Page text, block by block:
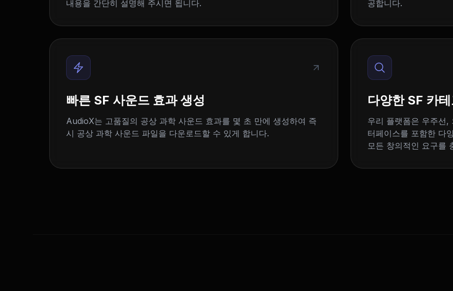
내용을 간단히 설명해 주시면 됩니다.
공합니다.
빠른 SF 사운드 효과 생성
AudioX는 고품질의 공상 과학 사운드 효과를 몇 초 만에 생성하여 즉
시 공상 과학 사운드 파일을 다운로드할 수 있게 합니다.
다양한 SF 카테
우리 플랫폼은 우주선,
터페이스를 포함한 다
모든 창의적인 요구를